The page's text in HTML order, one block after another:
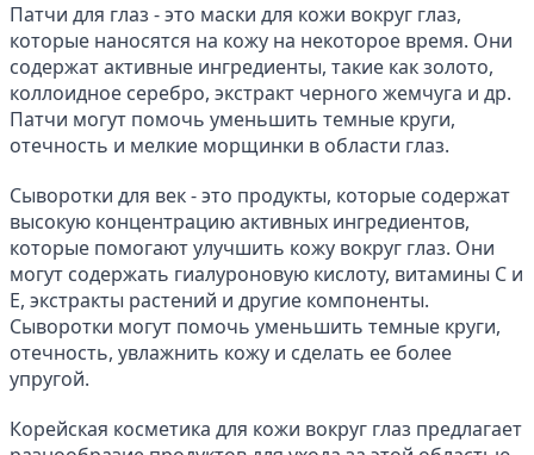
Патчи для глаз - это маски для кожи вокруг глаз,
которые наносятся на кожу на некоторое время. Они
содержат активные ингредиенты, такие как золото,
коллоидное серебро, экстракт черного жемчуга и др.
Патчи могут помочь уменьшить темные круги,
отечность и мелкие морщинки в области глаз.
Сыворотки для век - это продукты, которые содержат
высокую концентрацию активных ингредиентов,
которые помогают улучшить кожу вокруг глаз. Они
могут содержать гиалуроновую кислоту, витамины C и
Е, экстракты растений и другие компоненты.
Сыворотки могут помочь уменьшить темные круги,
отечность, увлажнить кожу и сделать ее более
упругой.
Корейская косметика для кожи вокруг глаз предлагает